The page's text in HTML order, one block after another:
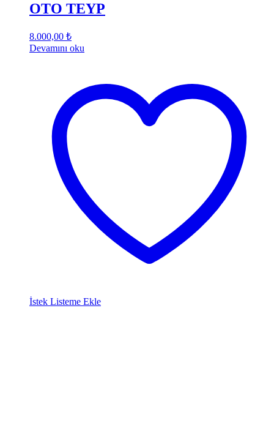
OTO TEYP
8.000,00 ₺
Devamını oku
İstek Listeme Ekle